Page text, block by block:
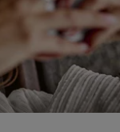
ERGO
Binz